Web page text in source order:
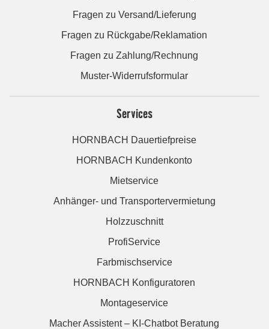
Fragen zu Versand/Lieferung
Fragen zu Rückgabe/Reklamation
Fragen zu Zahlung/Rechnung
Muster-Widerrufsformular
Services
HORNBACH Dauertiefpreise
HORNBACH Kundenkonto
Mietservice
Anhänger- und Transportervermietung
Holzzuschnitt
ProfiService
Farbmischservice
HORNBACH Konfiguratoren
Montageservice
Macher Assistent – KI-Chatbot Beratung